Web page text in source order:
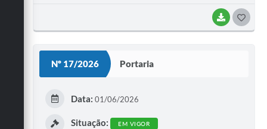
BAIXAR
Nº 17/2026 Portaria
Data: 01/06/2026
Situação: EM VIGOR